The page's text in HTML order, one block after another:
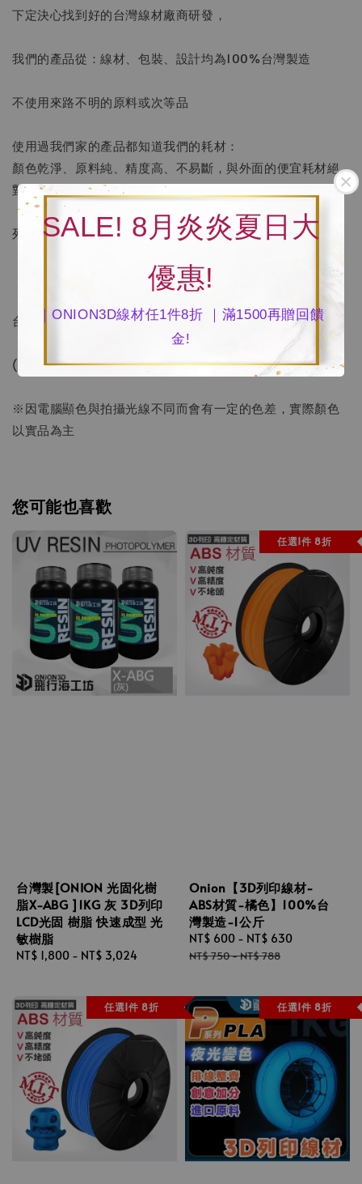
SALE! 8月炎炎夏日大
優惠!
｜ONION3D線材任1件8折 ｜滿1500再贈回饋
金!
下定決心找到好的台灣線材廠商研發，
我們的產品從：線材、包裝、設計均為100%台灣製造
不使用來路不明的原料或次等品
使用過我們家的產品都知道我們的耗材：
顏色乾淨、原料純、精度高、不易斷，與外面的便宜耗材絕
對不一樣
列印效果極佳
台中實體店面~歡迎來店現場選購
(因庫存變動快速，來店前可先詢問是否有現貨)
※因電腦顯色與拍攝光線不同而會有一定的色差，實際顏色
以實品為主
您可能也喜歡
台灣製[ONION 光固化樹
脂X-ABG ]1KG 灰 3D列印
LCD光固 樹脂 快速成型 光
敏樹脂
Regular
NT$ 1,800 - NT$ 3,024
任選1件 8折
Onion【3D列印線材-
ABS材質-橘色】100%台
灣製造-1公斤
Sale
price
NT$ 600 - NT$ 630
NT$ 750-NT$ 788
任選1件 8折 任選1件 8折